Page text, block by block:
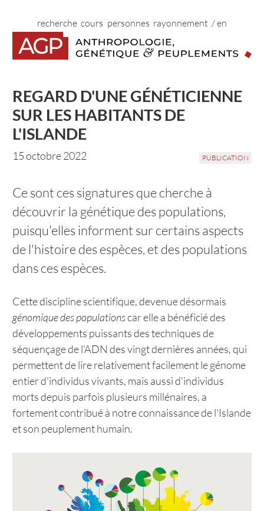
home
recherche cours personnes rayonnement / en
REGARD D'UNE GÉNÉTICIENNE
SUR LES HABITANTS DE
L'ISLANDE
15 octobre 2022 PUBLICATION
Ce sont ces signatures que cherche à
découvrir la génétique des populations,
puisqu'elles informent sur certains aspects
de l'histoire des espèces, et des populations
dans ces espèces.
Cette discipline scientifique, devenue désormais
génomique des populationscar elle a bénéficié des
développements puissants des techniques de
séquençage de l'ADN des vingt dernières années, qui
permettent de lire relativement facilement le génome
entier d'individus vivants, mais aussi d'individus
morts depuis parfois plusieurs millénaires, a
fortement contribué à notre connaissance de l'Islande
et son peuplement humain.